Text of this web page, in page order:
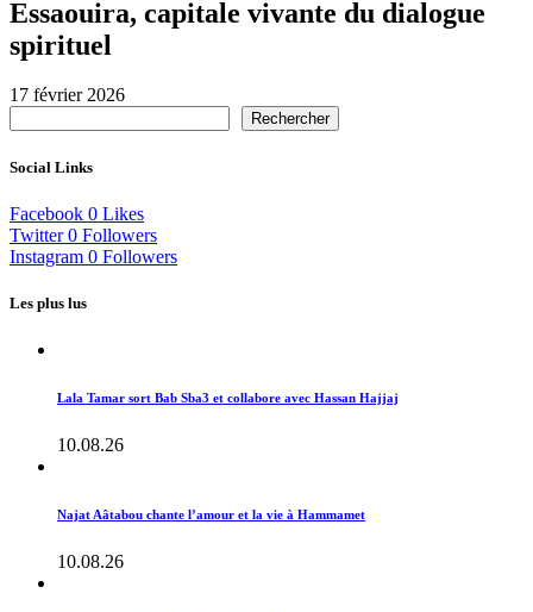
Essaouira, capitale vivante du dialogue
spirituel
17 février 2026
Rechercher
Social Links
Facebook 0 Likes
Twitter 0 Followers
Instagram 0 Followers
Les plus lus
Lala Tamar sort Bab Sba3 et collabore avec Hassan Hajjaj
10.08.26
Najat Aâtabou chante l’amour et la vie à Hammamet
10.08.26